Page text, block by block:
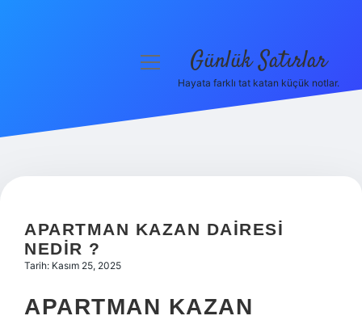
Hakkımızda
menüyü Günlük Satırlar
Hayata farklı tat katan küçük notlar.
APARTMAN KAZAN DAIRESI
NEDIR ?
Tarih: Kasım 25, 2025
APARTMAN KAZAN